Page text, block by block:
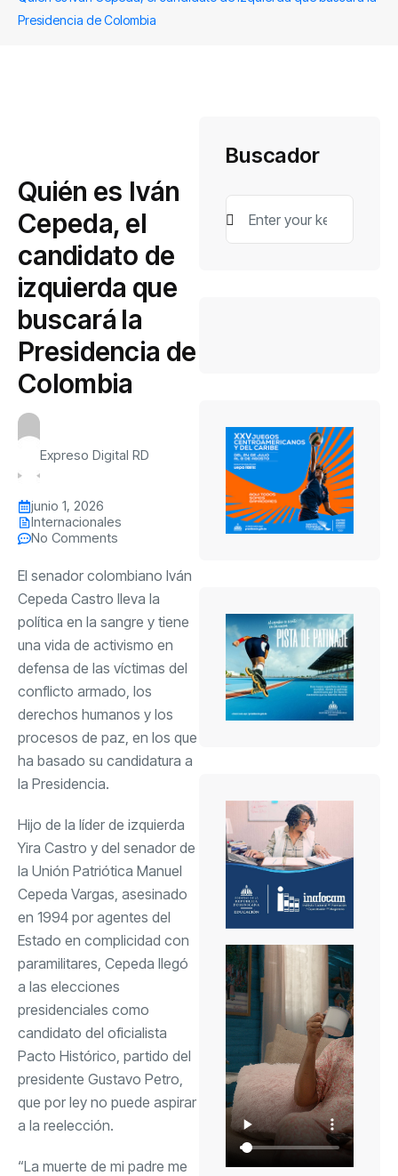
Presidencia de Colombia
Quién es Iván
Cepeda, el
candidato de
izquierda que
buscará la
Presidencia de
Colombia
Expreso Digital RD
junio 1, 2026
Internacionales
No Comments
El senador colombiano Iván
Cepeda Castro lleva la
política en la sangre y tiene
una vida de activismo en
defensa de las víctimas del
conflicto armado, los
derechos humanos y los
procesos de paz, en los que
ha basado su candidatura a
la Presidencia.
Hijo de la líder de izquierda
Yira Castro y del senador de
la Unión Patriótica Manuel
Cepeda Vargas, asesinado
en 1994 por agentes del
Estado en complicidad con
paramilitares, Cepeda llegó
a las elecciones
presidenciales como
candidato del oficialista
Pacto Histórico, partido del
presidente Gustavo Petro,
que por ley no puede aspirar
a la reelección.
“La muerte de mi padre me
Buscador